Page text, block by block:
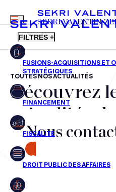
FR EN
MENU
SEKRI VALENTIN
FILTRES +
Fusions-acquisitions et
Financement
Fiscalité
Droit public des affaires
Droit social
TOUTES NOS ACTUALITÉS
Découvrez
actualités
nos
jour
Nous